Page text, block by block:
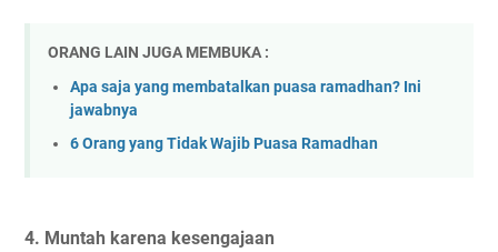
ORANG LAIN JUGA MEMBUKA :
Apa saja yang membatalkan puasa ramadhan? Ini
jawabnya
6 Orang yang Tidak Wajib Puasa Ramadhan
4. Muntah karena kesengajaan